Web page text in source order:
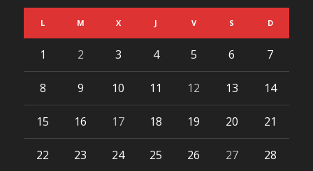
L M X J V S D
1 2 3 4 5 6 7
8 9 10 11 12 13 14
15 16 17 18 19 20 21
22 23 24 25 26 27
28